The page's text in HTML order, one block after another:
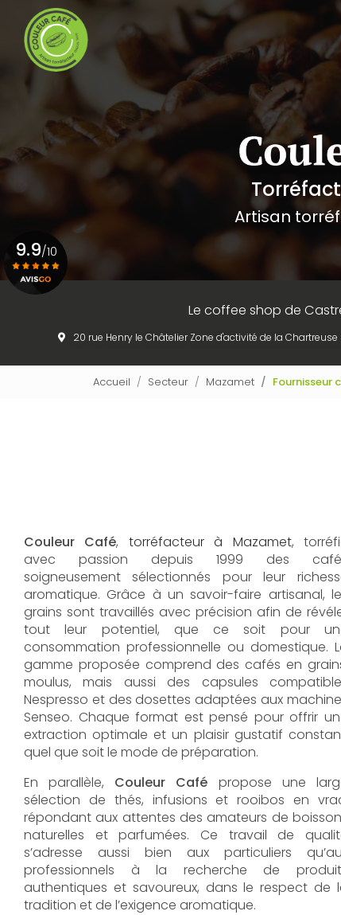
contenu
principal
Navigation principale
Artisan
Le coffee shop de
20 rue Henry le Châtelier Zone d'activité de la Chartreuse
9.9/10
Accueil Secteur Mazamet Fournisseur
Couleur Café, torréfacteur à Mazamet,
avec passion depuis 1999 des
soigneusement sélectionnés pour leur
aromatique. Grâce à un savoir-faire artisanal,
grains sont travaillés avec précision afin de
tout leur potentiel, que ce soit pour
consommation professionnelle ou domestique.
gamme proposée comprend des cafés en
moulus, mais aussi des capsules
Nespresso et des dosettes adaptées aux
Senseo. Chaque format est pensé pour offrir
extraction optimale et un plaisir gustatif
quel que soit le mode de préparation.
En parallèle, Couleur Café propose une
sélection de thés, infusions et rooibos en
répondant aux attentes des amateurs de
naturelles et parfumées. Ce travail de
s’adresse aussi bien aux particuliers
professionnels à la recherche de
authentiques et savoureux, dans le respect de
tradition et de l’exigence aromatique.